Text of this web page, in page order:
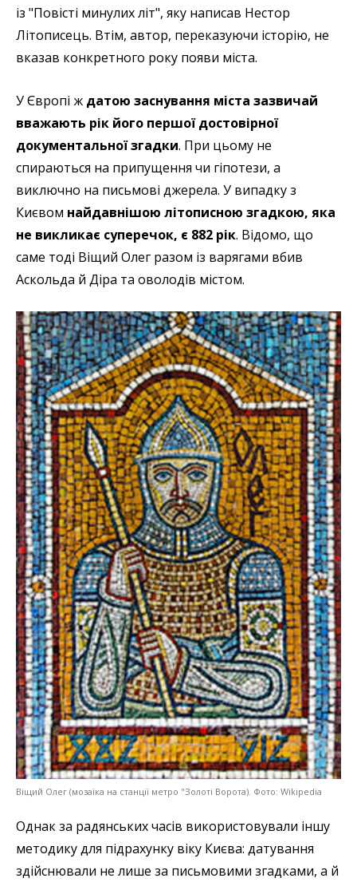
із "Повісті минулих літ", яку написав Нестор
Літописець. Втім, автор, переказуючи історію, не
вказав конкретного року появи міста.
У Європі ж датою заснування міста зазвичай
вважають рік його першої достовірної
документальної згадки. При цьому не
спираються на припущення чи гіпотези, а
виключно на письмові джерела. У випадку з
Києвом найдавнішою літописною згадкою, яка
не викликає суперечок, є 882 рік. Відомо, що
саме тоді Віщий Олег разом із варягами вбив
Аскольда й Діра та оволодів містом.
Віщий Олег (мозаїка на станції метро "Золоті Ворота). Фото: Wikipedia
Однак за радянських часів використовували іншу
методику для підрахунку віку Києва: датування
здійснювали не лише за письмовими згадками, а й